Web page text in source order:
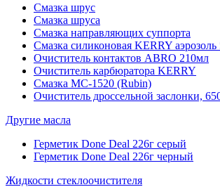
Смазка шрус
Смазка шруса
Смазка направляющих суппорта
Смазка силиконовая KERRY
Очиститель контактов ABRO 210мл
Очиститель карбюратора KERRY
Смазка МС-1520 (Rubin)
Очиститель дроссельной заслонки,
Другие масла
Герметик Done Deal 226г серый
Герметик Done Deal 226г черный
Жидкости стеклоочистителя